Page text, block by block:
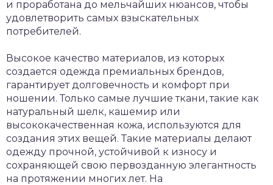
и проработана до мельчайших нюансов, чтобы
удовлетворить самых взыскательных
потребителей.
Высокое качество материалов, из которых
создается одежда премиальных брендов,
гарантирует долговечность и комфорт при
ношении. Только самые лучшие ткани, такие как
натуральный шелк, кашемир или
высококачественная кожа, используются для
создания этих вещей. Такие материалы делают
одежду прочной, устойчивой к износу и
сохраняющей свою первозданную элегантность
на протяжении многих лет. На